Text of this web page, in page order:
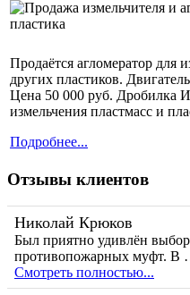
Продаётся агломератор для
других пластиков.
Цена 50 000 руб. Дробилка
измельчения пластмасс и
Подробнее...
Отзывы клиентов
Николай Крюков
Был приятно удивлён
противопожарных муфт. В
Смотреть полностью...